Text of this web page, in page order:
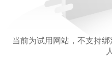
当前为试用网站，不支持